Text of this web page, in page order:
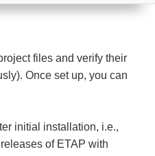
files and verify their
Once set up, you can
initial installation, i.e.,
of ETAP with